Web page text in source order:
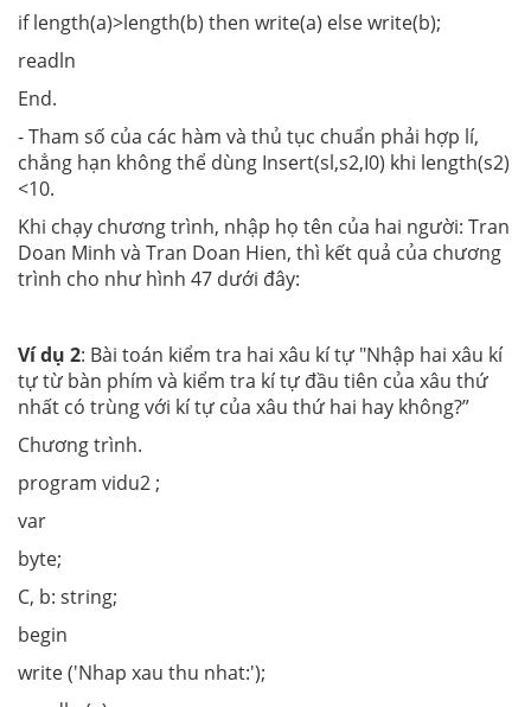
if length(a)>length(b) then write(a) else write(b);
readln
End.
- Tham số của các hàm và thủ tục chuẩn phải hợp lí,
chẳng hạn không thể dùng Insert(sl,s2,I0) khi length(s2)
<10.
Khi chạy chương trình, nhập họ tên của hai người: Tran
Doan Minh và Tran Doan Hien, thì kết quả của chương
trình cho như hình 47 dưới đây:
Ví dụ 2: Bài toán kiểm tra hai xâu kí tự "Nhập hai xâu kí
tự từ bàn phím và kiểm tra kí tự đầu tiên của xâu thứ
nhất có trùng với kí tự của xâu thứ hai hay không?”
Chương trình.
program vidu2 ;
var
byte;
C, b: string;
begin
write ('Nhap xau thu nhat:');